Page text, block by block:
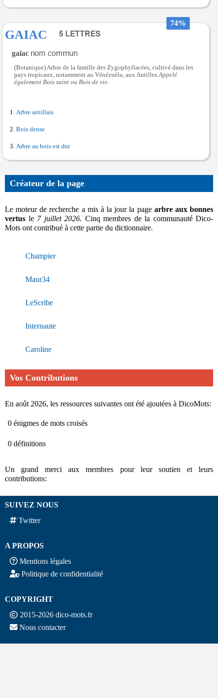
74%
GAIAC
gaïac
(Botanique) Arbre de la famille des Zygophyllacées, cultivé dans les
pays tropicaux, notamment au Vénézuéla, aux Antilles. Appelé
également Bois saint ou Bois de vie.
Arbre antillais
Bois dense
Arbre au bois est dur
Créateur de la page
Le moteur de recherche a mis à la jour la page arbre aux bonnes
vertus le 7 juillet 2026. Cinq membres de la communauté Dico-
Mots ont contribué à cette partie du dictionnaire.
Champier
Maur34
LeScribe
Internaute
Caroline
Vos Contributions
En août 2026, les ressources suivantes ont été ajoutées à DicoMots:
0 énigmes de mots croisés
0 définitions
Un grand merci aux membres pour leur soutien et leurs
contributions:
SUIVEZ NOUS
Twitter
A PROPOS
Mentions légales
Politique de confidentialité
COPYRIGHT
2015-2026 dico-mots.fr
Nous contacter